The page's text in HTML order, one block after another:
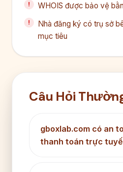
WHOIS được bảo vệ
Nhà đăng ký có trụ sở
mục tiêu
Câu Hỏi
gboxlab.com có an
thanh toán trực